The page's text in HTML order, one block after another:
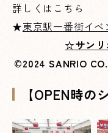
詳しくはこちら
★東京駅一番街イ
☆サンリ
©2024 SANRIO
【OPEN時